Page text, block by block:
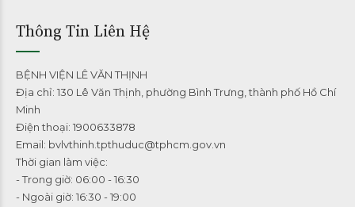
Thông Tin Liên Hệ
BỆNH VIỆN LÊ VĂN THỊNH
Địa chỉ: 130 Lê Văn Thịnh, phường Bình Trưng, thành phố Hồ Chí
Minh
Điện thoại: 1900633878
Email: bvlvthinh.tpthuduc@tphcm.gov.vn
Thời gian làm việc:
- Trong giờ: 06:00 - 16:30
- Ngoài giờ: 16:30 - 19:00